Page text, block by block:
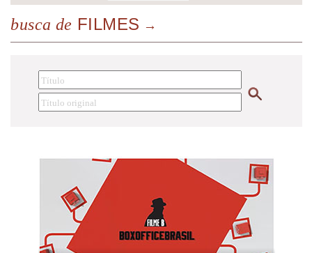
busca de FILMES